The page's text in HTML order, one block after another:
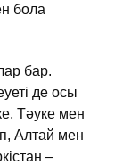
бола
бар.
де осы
Тәуке мен
Алтай мен
–